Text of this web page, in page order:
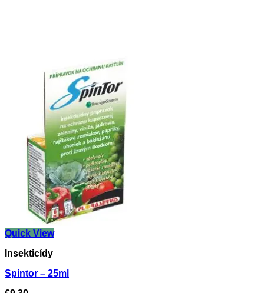
Quick View
Insekticídy
Spintor – 25ml